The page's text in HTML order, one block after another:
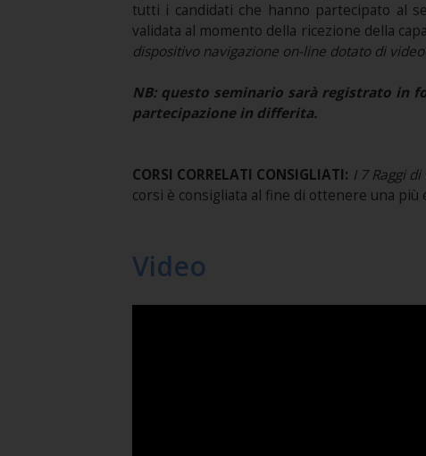
tutti i candidati che hanno partecipato al
validata al momento della ricezione della
dispositivo navigazione on-line dotato di
NB: questo seminario sarà registrato in
partecipazione in differita.
CORSI CORRELATI CONSIGLIATI: I 7 Raggi
corsi è consigliata al fine di ottenere una
Video